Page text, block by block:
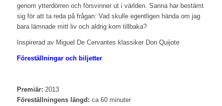
genom ytterdörren och försvinner ut i världen. Sanna har bestämt
sig för att ta reda på frågan: Vad skulle egentligen hända om jag
bara lämnade mitt liv och aldrig kom tillbaka?
Inspirerad av Miguel De Cervantes klassiker Don Quijote
Föreställningar och biljetter
Premiär: 2013
Föreställningens längd: ca 60 minuter